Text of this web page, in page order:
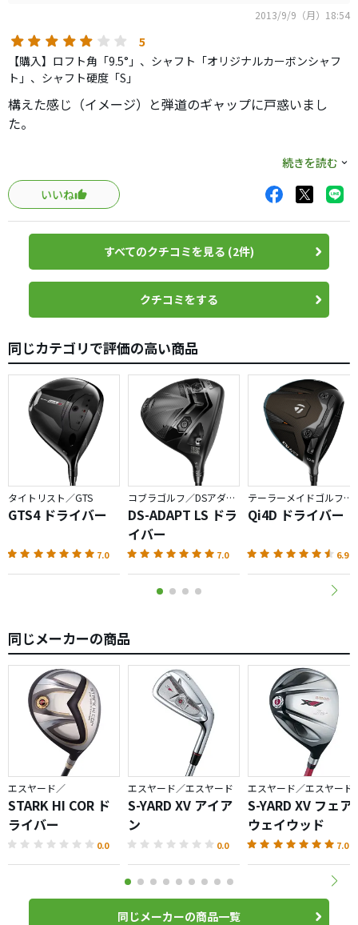
したが、飛距離も平均で280yd近く飛んでいたので、もしご
興味のある方は某ゴ○フ○ー○ナ○で9000台からあります
ので購入してみられても損はないと思います！！
クラブ試打記事では、300yd超えたライターさんも居たので
ヘッドスピードに自信がある方は是非！！
2013/9/9（月）18:54
5
【購入】ロフト角「9.5°」、シャフト「オリジナルカーボンシャフ
ト」、シャフト硬度「S」
構えた感じ（イメージ）と弾道のギャップに戸惑いまし
た。
※ バランス D2、総重量 315g、45.25inch ： シャフト貼付
ラベルより
【見た目・構えた感じ】
厚みがあり、ディープフェースです。420〜430ccくらいし
か無いのでは？というくらい引き締まって見えます。
クラウンが艶消しブラックで上品、軟らかそう。
いかにも「左を気にせず叩ける」というムード満点です。
非常に軟らかくて音も静か、見た目で湧いてくるイメージ
のままでした。
【価格】
ちょっと高級すぎかな・・という価格設定です。
中弾道です。
エースドライバー（44.75インチ）より 0.5インチ長いこと
も手伝ってか、飛距離は10〜20ヤード稼げました。
【方向性】
実はこの『方向性』に戸惑ったのですが・・
アウトの出玉になり、フェアウェイの右端にしぶとく残っ
ている感じでした。
右ドッグレッグのホールでは、一か八かでフェースを30°く
らい開き、右手を上から被せ気味に握ってフェースのロー
テーションを抑えるように打ったところ、若干のプッシュ
アウト→ややフェード、の弾道になりました。
試しに同伴者にも打ってもらいましたが、やはり強烈なフ
ックがかかってました。
見た目は「左を恐がらなくてすみそう」なのですが、実際
には「右を怖がる必要性ゼロ」という感じです。
シャフトは悪くなさそう（RAMBAX製）なのですが、ウェ
ートか何かでフェースターンしやすいように設計されてい
るのでしょうか・・？
続きを読む
いいね
すべてのクチコミを見る (2件)
クチコミをする
同じカテゴリで評価の高い商品
タイトリスト／GTS
GTS4 ドライバー
7.0
コブラゴルフ／DSアダプト
DS-ADAPT LS ドラ
イバー
7.0
テーラーメイドゴルフ／Qi4D
Qi4D ドライバー
6.9
同じメーカーの商品
エスヤード／
STARK HI COR ド
ライバー
0.0
エスヤード／エスヤード
S-YARD XV アイア
ン
0.0
エスヤード／エスヤード
S-YARD XV フェア
ウェイウッド
7.0
同じメーカーの商品一覧